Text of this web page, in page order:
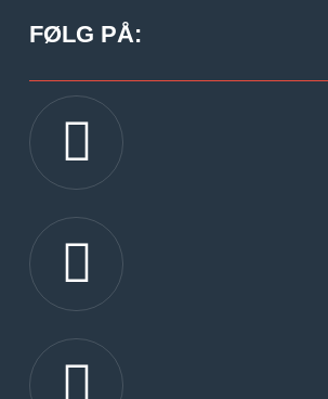
FØLG PÅ:
Gå til facebook
Gå til instagram
Gå til linkedIn